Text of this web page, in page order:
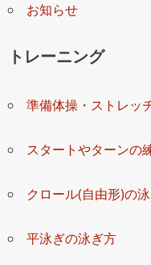
お知らせ
トレーニング
準備体操・ストレッ
スタートやターンの
クロール(自由形)の
平泳ぎの泳ぎ方